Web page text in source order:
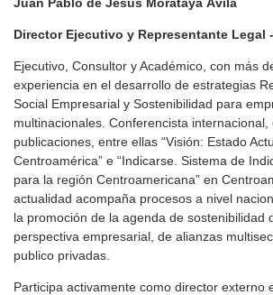
Director Ejecutivo y Representante Legal
Ejecutivo, Consultor y Académico, con más
experiencia en el desarrollo de estrategias
Social Empresarial y Sostenibilidad para
multinacionales. Conferencista
publicaciones, entre ellas “Visión: Estado
Centroamérica” e “Indicarse. Sistema de
para la región Centroamericana” en
actualidad acompaña procesos a nivel
la promoción de la agenda de sostenibilidad
perspectiva empresarial, de alianzas
publico privadas.
Participa activamente como director externo